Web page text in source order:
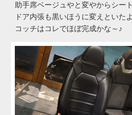
助手席ベージュやと変やからシー
ドア内張も黒いほうに変えといた
コッチはコレでほぼ完成かな～♪